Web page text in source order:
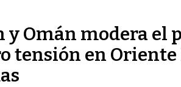
y Omán modera el
tensión en